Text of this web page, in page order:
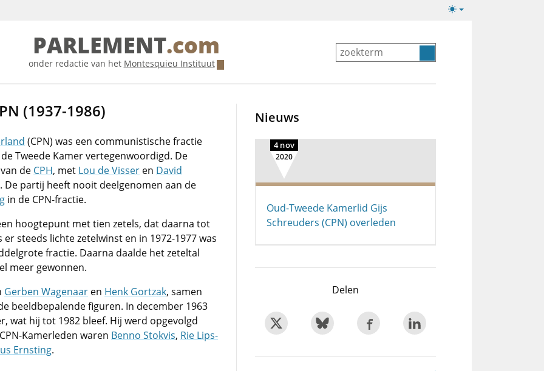
Lichte/donkere
PARLEMENT.com
onder redactie van het Montesquieu Instituut
(1937-1986)
(CPN) was een communistische fractie
Tweede Kamer vertegenwoordigd. De
de CPH, met Lou de Visser en David
partij heeft nooit deelgenomen aan de
in de CPN-fractie.
hoogtepunt met tien zetels, dat daarna tot
steeds lichte zetelwinst en in 1972-1977 was
fractie. Daarna daalde het zeteltal
meer gewonnen.
Gerben Wagenaar en Henk Gortzak, samen
beeldbepalende figuren. In december 1963
wat hij tot 1982 bleef. Hij werd opgevolgd
Kamerleden waren Benno Stokvis, Rie Lips-
Ernsting.
Nieuws
4 nov
2020
Oud-Tweede Kamerlid Gijs
Schreuders (CPN) overleden
Delen